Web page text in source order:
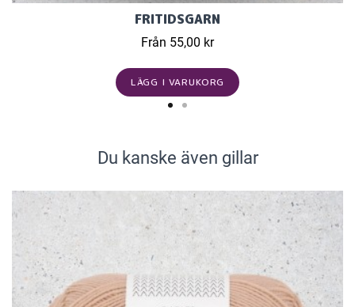
FRITIDSGARN
Från 55,00 kr
LÄGG I VARUKORG
Du kanske även gillar